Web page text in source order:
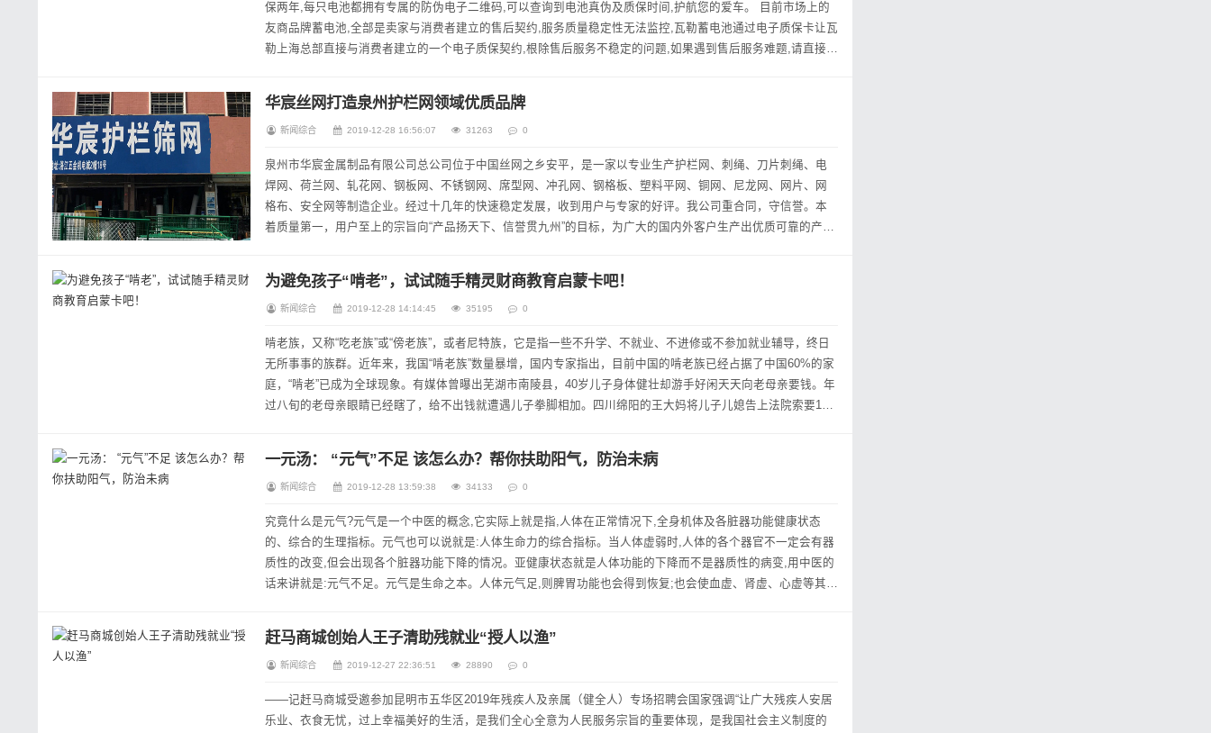
保两年,每只电池都拥有专属的防伪电子二维码,可以查询到电池真伪及质保时间,护航您的爱车。 目前市场上的
友商品牌蓄电池,全部是卖家与消费者建立的售后契约,服务质量稳定性无法监控,瓦勒蓄电池通过电子质保卡让瓦
勒上海总部直接与消费者建立的一个电子质保契约,根除售后服务不稳定的问题,如果遇到售后服务难题,请直接与
华宸丝网打造泉州护栏网领域优质品牌
新闻综合 2019-12-28 16:56:07 31263 0
泉州市华宸金属制品有限公司总公司位于中国丝网之乡安平，是一家以专业生产护栏网、刺绳、刀片刺绳、电
焊网、荷兰网、轧花网、钢板网、不锈钢网、席型网、冲孔网、钢格板、塑料平网、铜网、尼龙网、网片、网
格布、安全网等制造企业。经过十几年的快速稳定发展，收到用户与专家的好评。我公司重合同，守信誉。本
着质量第一，用户至上的宗旨向“产品扬天下、信誉贯九州”的目标，为广大的国内外客户生产出优质可靠的产
​为避免孩子“啃老”，试试随手精灵财商教育启蒙卡吧！
新闻综合 2019-12-28 14:14:45 35195 0
啃老族，又称“吃老族”或“傍老族”，或者尼特族，它是指一些不升学、不就业、不进修或不参加就业辅导，终日
无所事事的族群。近年来，我国“啃老族”数量暴增，国内专家指出，目前中国的啃老族已经占据了中国60%的家
庭，“啃老”已成为全球现象。有媒体曾曝出芜湖市南陵县，40岁儿子身体健壮却游手好闲天天向老母亲要钱。年
过八旬的老母亲眼睛已经瞎了，给不出钱就遭遇儿子拳脚相加。四川绵阳的王大妈将儿子儿媳告上法院索要14
一元汤： “元气”不足 该怎么办？帮你扶助阳气，防治未病
新闻综合 2019-12-28 13:59:38 34133 0
究竟什么是元气?元气是一个中医的概念,它实际上就是指,人体在正常情况下,全身机体及各脏器功能健康状态
的、综合的生理指标。元气也可以说就是:人体生命力的综合指标。当人体虚弱时,人体的各个器官不一定会有器
质性的改变,但会出现各个脏器功能下降的情况。亚健康状态就是人体功能的下降而不是器质性的病变,用中医的
话来讲就是:元气不足。元气是生命之本。人体元气足,则脾胃功能也会得到恢复;也会使血虚、肾虚、心虚等其它
赶马商城创始人王子清助残就业“授人以渔”
新闻综合 2019-12-27 22:36:51 28890 0
——记赶马商城受邀参加昆明市五华区2019年残疾人及亲属（健全人）专场招聘会国家强调“让广大残疾人安居
乐业、衣食无忧，过上幸福美好的生活，是我们全心全意为人民服务宗旨的重要体现，是我国社会主义制度的